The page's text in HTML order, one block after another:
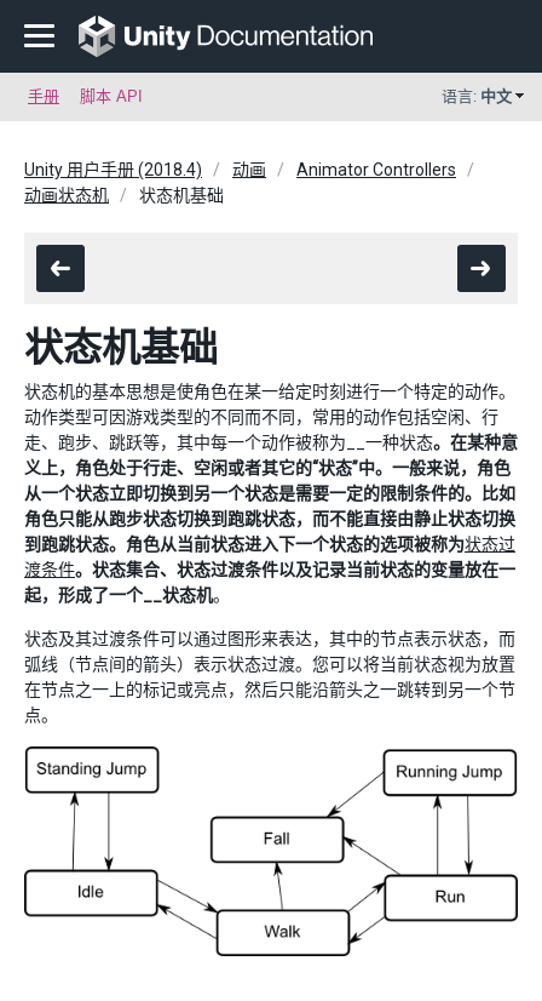
手册 脚本 API 语言: 中文
Unity 用户手册 (2018.4) 动画
Animator Controllers
动画状态机
状态机基础
状态机基础
状态机的基本思想是使角色在某一给定时刻进行一个特定的动作。
动作类型可因游戏类型的不同而不同，常用的动作包括空闲、行
走、跑步、跳跃等，其中每一个动作被称为__一种状态。在某种意
义上，角色处于行走、空闲或者其它的“状态”中。一般来说，角色
从一个状态立即切换到另一个状态是需要一定的限制条件的。比如
角色只能从跑步状态切换到跑跳状态，而不能直接由静止状态切换
到跑跳状态。角色从当前状态进入下一个状态的选项被称为状态过
渡条件。状态集合、状态过渡条件以及记录当前状态的变量放在一
起，形成了一个__状态机。
状态及其过渡条件可以通过图形来表达，其中的节点表示状态，而
弧线（节点间的箭头）表示状态过渡。您可以将当前状态视为放置
在节点之一上的标记或亮点，然后只能沿箭头之一跳转到另一个节
点。